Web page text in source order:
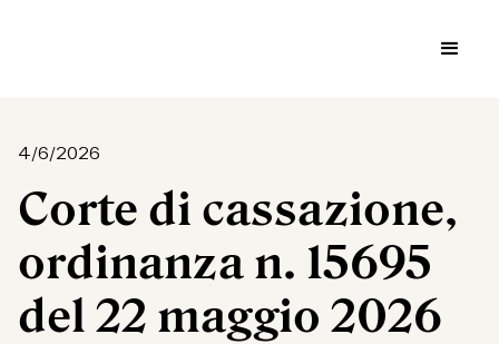
4/6/2026
Corte di cassazione,
ordinanza n. 15695
del 22 maggio 2026